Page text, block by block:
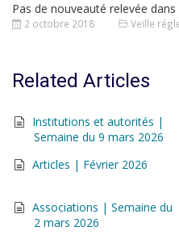
Pas de nouveauté relevée
2 octobre 2018 Veille
Related Articles
Institutions et autorités |
Semaine du 9 mars 2026
Articles | Février 2026
Associations | Semaine du
2 mars 2026